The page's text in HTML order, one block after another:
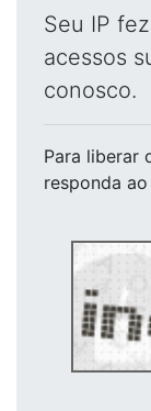
Seu IP
acessos
conosco.
Para liberar
responda